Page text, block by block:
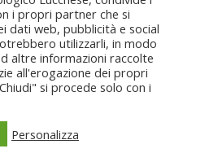
2025 • Tutti i diritti riservati •
Nord Ovest, Corte Campana 10, 55100
i propri partner che si
dati web, pubblicità e social
utilizzarli, in modo
altre informazioni raccolte
all'erogazione dei propri
si procede solo con i
Personalizza